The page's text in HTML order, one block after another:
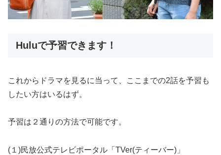
Huluで予習できます！
これからドラマを見るに当って、ここまでの2話を予習も
したい方はいるはず。
予習は２通りの方法で可能です。
(１)民放公式テレビポータル「TVer(ティーバー)」